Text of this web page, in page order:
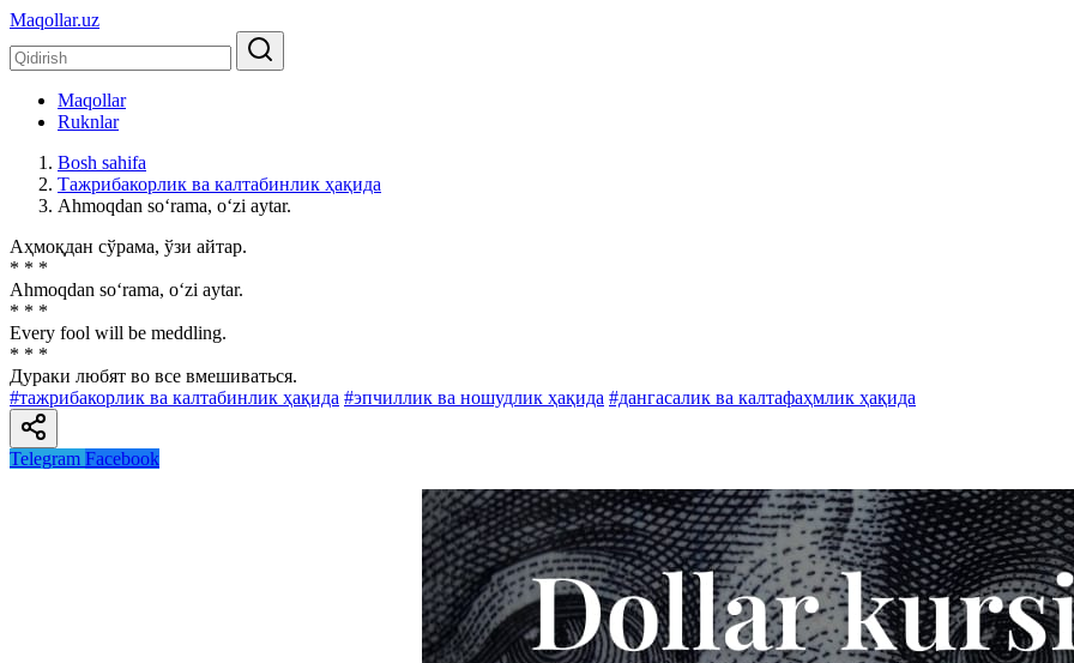
Maqollar.uz
Maqollar
Ruknlar
Bosh sahifa
Тажрибакорлик ва калтабинлик ҳақида
Ahmoqdan so‘rama, o‘zi aytar.
Аҳмоқдан сўрама, ўзи айтар.
* * *
Ahmoqdan so‘rama, o‘zi aytar.
* * *
Every fool will be meddling.
* * *
Дураки любят во все вмешиваться.
#тажрибакорлик ва калтабинлик ҳақида #эпчиллик ва ношудлик ҳақида #дангасалик ва калтафаҳмлик ҳақида
Telegram Facebook